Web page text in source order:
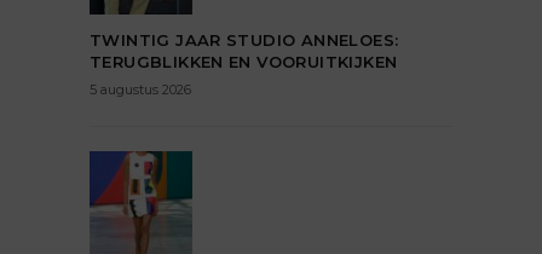
TWINTIG JAAR STUDIO ANNELOES:
TERUGBLIKKEN EN VOORUITKIJKEN
5 augustus 2026